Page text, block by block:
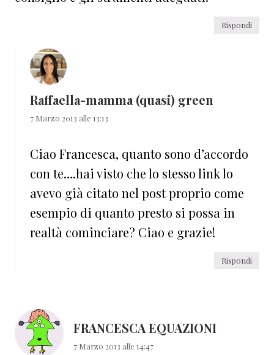
Rispondi
Raffaella-mamma (quasi) green
7 Marzo 2013 alle 13:13
Ciao Francesca, quanto sono d’accordo
con te….hai visto che lo stesso link lo
avevo già citato nel post proprio come
esempio di quanto presto si possa in
realtà cominciare? Ciao e grazie!
Rispondi
FRANCESCA EQUAZIONI
7 Marzo 2013 alle 14:47